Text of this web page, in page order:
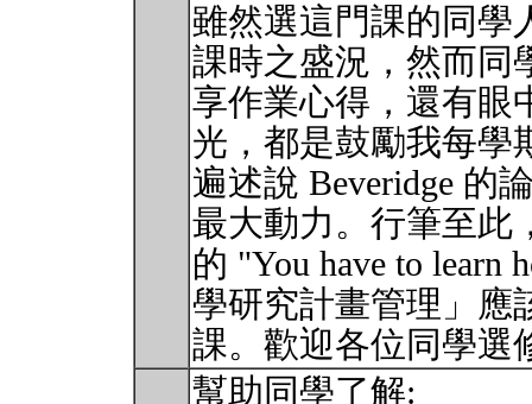
雖然選這門課的同學
課時之盛況，然而同
享作業心得，還有眼
光，都是鼓勵我每學
遍述說 Beveridge 的
最大動力。行筆至此
的 "You have to learn
學研究計畫管理」應
課。歡迎各位同學選
幫助同學了解: